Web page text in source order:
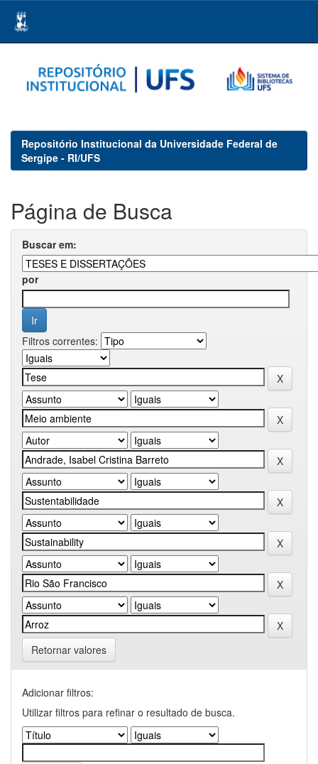
navigation
Repositório Institucional da Universidade Federal de
Sergipe - RI/UFS
Página de Busca
Buscar em:
por
Filtros correntes:
Retornar valores
Adicionar filtros:
Utilizar filtros para refinar o resultado de busca.